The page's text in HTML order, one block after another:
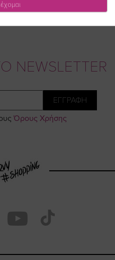
NEWSLETTER
ΕΓΓΡΑΦΗ
Όρους Χρήσης
Visit
https://
our